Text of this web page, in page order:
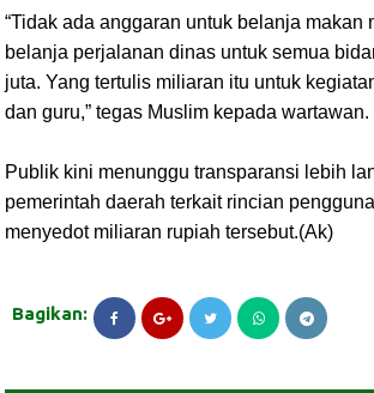
“Tidak ada anggaran untuk belanja makan
belanja perjalanan dinas untuk semua
juta. Yang tertulis miliaran itu untuk
dan guru,” tegas Muslim kepada wartawan.
Publik kini menunggu transparansi lebih
pemerintah daerah terkait rincian
menyedot miliaran rupiah tersebut.(Ak)
Bagikan: